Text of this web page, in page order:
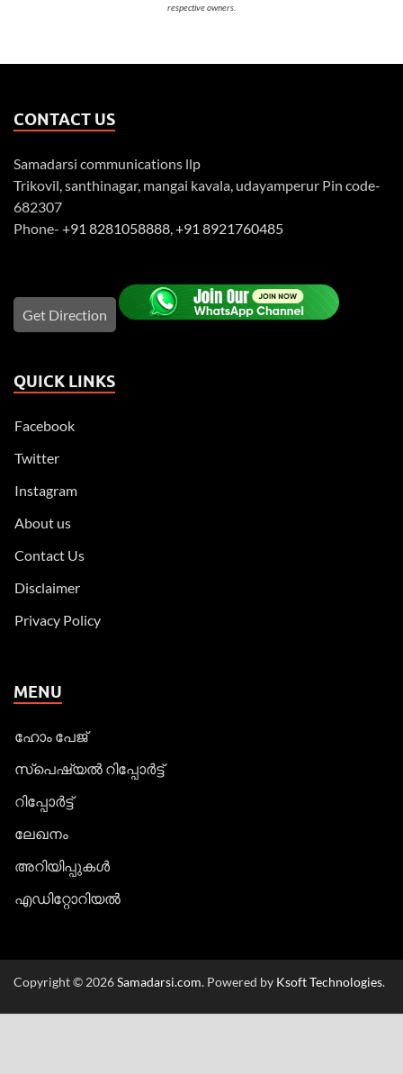
respective owners.
CONTACT US
Samadarsi communications llp
Trikovil, santhinagar, mangai kavala, udayamperur Pin code-
682307
Phone- +91 8281058888 +91 8921760485
Get Direction
QUICK LINKS
Facebook
Twitter
Instagram
About us
Contact Us
Disclaimer
Privacy Policy
MENU
ഹോം പേജ്
സ്പെഷ്യൽ റിപ്പോര്‍ട്ട്
റിപ്പോര്‍ട്ട്
ലേഖനം
അറിയിപ്പുകള്‍
എഡിറ്റോറിയല്‍
Copyright © 2026Samadarsi.com. Powered by Ksoft Technologies.